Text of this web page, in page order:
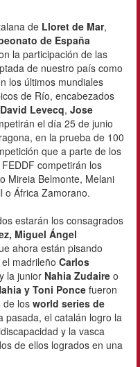
de Lloret de Mar,
de España
la participación de las
de nuestro país como
los últimos mundiales
de Río, encabezados
David Levecq, Jose
el día 25 de junio
en la prueba de 100
que a parte de los
competirán los
Mireia Belmonte, Melani
o África Zamorano.
estarán los consagrados
Miguel Ángel
ahora están pisando
el madrileño Carlos
y la junior Nahia Zudaire o
y Toni Ponce fueron
de los world series de
pasada, el catalán logro la
y la vasca
de ellos logrados en una